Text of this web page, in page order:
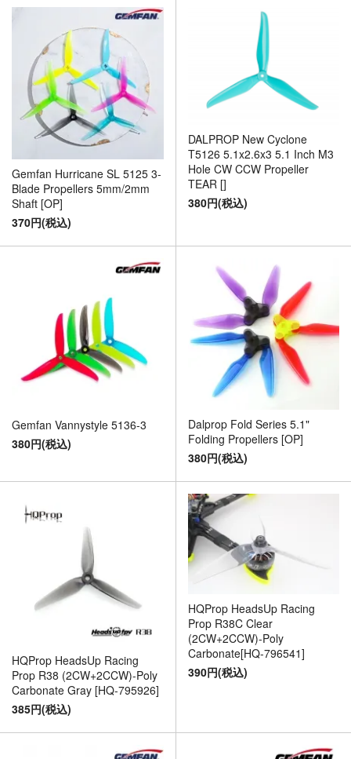
Gemfan Hurricane SL 5125 3-
Blade Propellers 5mm/2mm
Shaft [OP]
370円(税込)
DALPROP New Cyclone
T5126 5.1x2.6x3 5.1 Inch M3
Hole CW CCW Propeller
TEAR []
380円(税込)
Gemfan Vannystyle 5136-3
380円(税込)
Dalprop Fold Series 5.1"
Folding Propellers [OP]
380円(税込)
HQProp HeadsUp Racing
Prop R38 (2CW+2CCW)-Poly
Carbonate Gray [HQ-795926]
385円(税込)
HQProp HeadsUp Racing
Prop R38C Clear
(2CW+2CCW)-Poly
Carbonate[HQ-796541]
390円(税込)